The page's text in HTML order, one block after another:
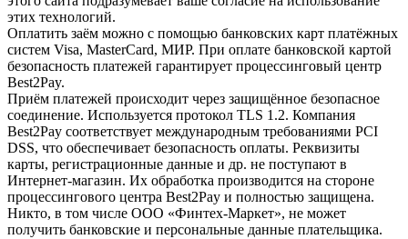
этих технологий.
Оплатить заём можно с помощью банковских карт платёжных
систем Visa, MasterCard, МИР. При оплате банковской картой
безопасность платежей гарантирует процессинговый центр
Best2Pay.
Приём платежей происходит через защищённое безопасное
соединение. Используется протокол TLS 1.2. Компания
Best2Pay соответствует международным требованиями PCI
DSS, что обеспечивает безопасность оплаты. Реквизиты
карты, регистрационные данные и др. не поступают в
Интернет-магазин. Их обработка производится на стороне
процессингового центра Best2Pay и полностью защищена.
Никто, в том числе ООО «Финтех-Маркет», не может
получить банковские и персональные данные плательщика.